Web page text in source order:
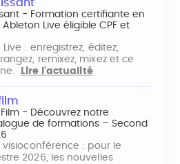
- Formation certifiante en
Live éligible CPF et
: enregistrez, éditez,
remixez, mixez et ce
Lire l'actualité
- Découvrez notre
de formations – Second
visioconférence : pour le
2026, les nouvelles